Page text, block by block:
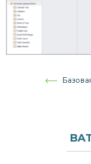
Навигация